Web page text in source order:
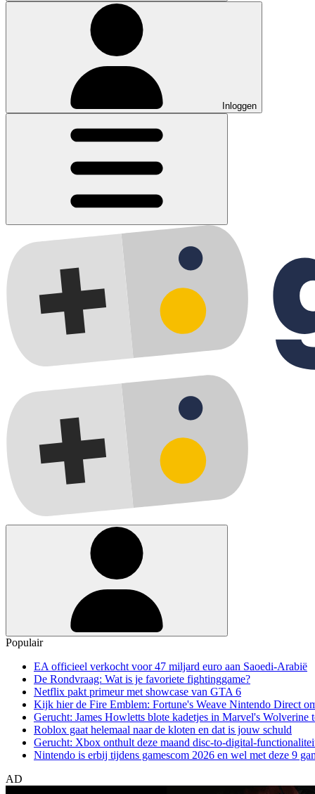
Inloggen
Populair
EA officieel verkocht voor 47 miljard euro aan Saoedi-Arabië
De Rondvraag: Wat is je favoriete fightinggame?
Netflix pakt primeur met showcase van GTA 6
Kijk hier de Fire Emblem: Fortune's Weave Nintendo Direct
Gerucht: James Howletts blote kadetjes in Marvel's Wolverine
Roblox gaat helemaal naar de kloten en dat is jouw schuld
Gerucht: Xbox onthult deze maand disc-to-digital-
Nintendo is erbij tijdens gamescom 2026 en wel met deze 9
AD